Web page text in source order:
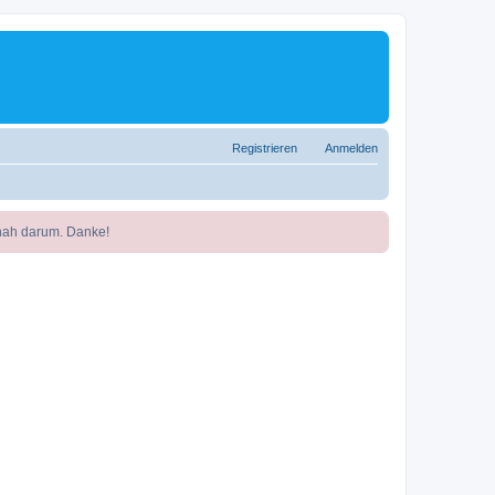
Anmelden
Registrieren
darum. Danke!